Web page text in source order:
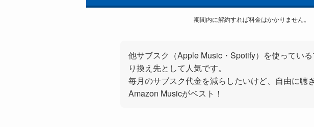
期間内に解約すれば料金はかかりません。
他サブスク（Apple Music・Spotify）を使ってい
り換え先として人気です。
毎月のサブスク代金を減らしたいけど、自由に聴
Amazon Musicがベスト！